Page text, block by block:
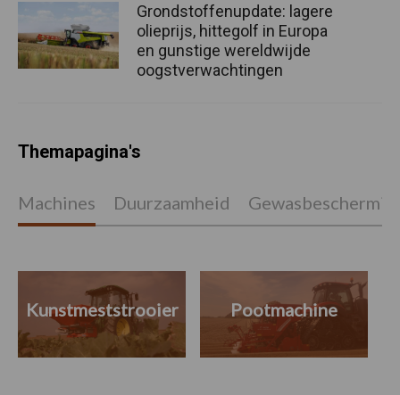
Grondstoffenupdate: lagere
olieprijs, hittegolf in Europa
en gunstige wereldwijde
oogstverwachtingen
Themapagina's
Machines Duurzaamheid
Kunstmeststrooier Pootmachine